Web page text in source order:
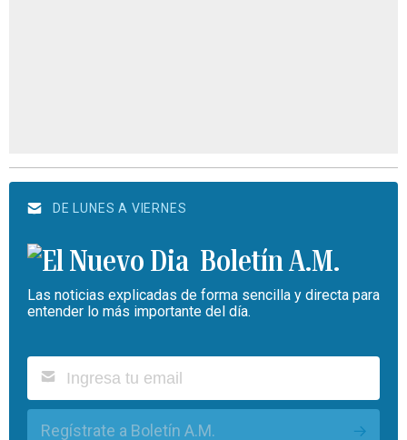
DE LUNES A VIERNES
Boletín A.M.
Las noticias explicadas de forma sencilla y directa para
entender lo más importante del día.
Regístrate a Boletín A.M.